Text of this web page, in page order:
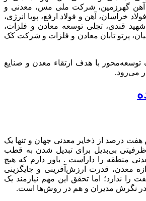
آهن گهرزمین، شرکت ملی مس، معدنی و
خراسان، آهن و فولاد ارفع، پویا انرژی،
قندی، تجلی توسعه معادن و فلزات،
پرتو تابان معادن و فلزات و شرکت کک
توسعه‌محور با هدف ارتقاء معدن و صنایع
می‌رود.
هفت درصد از ذخایر معدنی جهان و تنها یک
بی‌بدیل برای تبدیل شدن به قطب
منطقه را داراست . باور دارم که هیچ
معدن، قدرت ارزش‌آفرینی و جایگزینی
را ندارد؛ اما تحقق این مهم نیازمند یک
نگرش مدیران و هم در روش‌ها است.